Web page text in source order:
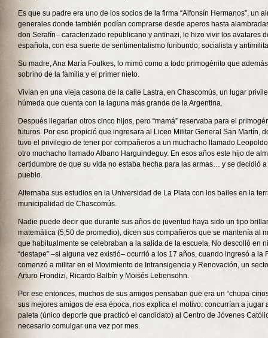
Es que su padre era uno de los socios de la firma “Alfonsín Hermanos”, un
generales donde también podían comprarse desde aperos hasta
don Serafín– caracterizado republicano y antinazi, le hizo vivir los avatares
española, con esa suerte de sentimentalismo furibundo, socialista y
Su madre, Ana María Foulkes, lo mimó como a todo primogénito que
sobrino de la familia y el primer nieto.
Vivían en una vieja casona de la calle Lastra, en Chascomús, un lugar
húmeda que cuenta con la laguna más grande de la Argentina.
Después llegarían otros cinco hijos, pero “mamá” reservaba para el
futuros. Por eso propició que ingresara al Liceo Militar General San Martín,
tuvo el privilegio de tener por compañeros a un muchacho llamado
otro muchacho llamado Albano Harguindeguy. En esos años este hijo de
certidumbre de que su vida no estaba hecha para las armas… y se decidió
pueblo.
Alternaba sus estudios en la Universidad de La Plata con los bailes en la
municipalidad de Chascomús.
Nadie puede decir que durante sus años de juventud haya sido un tipo
matemática (5,50 de promedio), dicen sus compañeros que se mantenía al
que habitualmente se celebraban a la salida de la escuela. No descolló en
“destape” –si alguna vez existió– ocurrió a los 17 años, cuando ingresó a la
comenzó a militar en el Movimiento de Intransigencia y Renovación, un
Arturo Frondizi, Ricardo Balbín y Moisés Lebensohn.
Por ese entonces, muchos de sus amigos pensaban que era un “chupa-
sus mejores amigos de esa época, nos explica el motivo: concurrían a jugar
paleta (único deporte que practicó el candidato) al Centro de Jóvenes
necesario comulgar una vez por mes.